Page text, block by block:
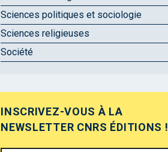
Sciences politiques et sociologie
Sciences religieuses
Société
INSCRIVEZ-VOUS À LA
NEWSLETTER CNRS ÉDITIONS !